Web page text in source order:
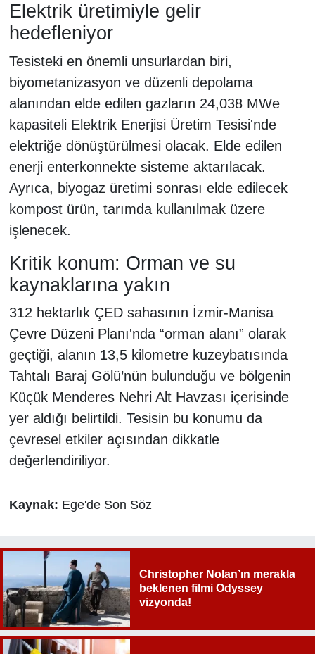
Elektrik üretimiyle gelir
hedefleniyor
Tesisteki en önemli unsurlardan biri,
biyometanizasyon ve düzenli depolama
alanından elde edilen gazların 24,038 MWe
kapasiteli Elektrik Enerjisi Üretim Tesisi'nde
elektriğe dönüştürülmesi olacak. Elde edilen
enerji enterkonnekte sisteme aktarılacak.
Ayrıca, biyogaz üretimi sonrası elde edilecek
kompost ürün, tarımda kullanılmak üzere
işlenecek.
Kritik konum: Orman ve su
kaynaklarına yakın
312 hektarlık ÇED sahasının İzmir-Manisa
Çevre Düzeni Planı'nda “orman alanı” olarak
geçtiği, alanın 13,5 kilometre kuzeybatısında
Tahtalı Baraj Gölü’nün bulunduğu ve bölgenin
Küçük Menderes Nehri Alt Havzası içerisinde
yer aldığı belirtildi. Tesisin bu konumu da
çevresel etkiler açısından dikkatle
değerlendiriliyor.
Kaynak: Ege'de Son Söz
Christopher Nolan’ın merakla
beklenen filmi Odyssey
vizyonda!